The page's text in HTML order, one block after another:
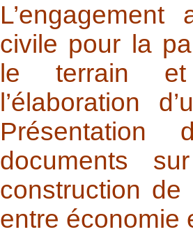
civile pour la
le terrain
l’élaboration
Présentation
documents
construction
entre économie